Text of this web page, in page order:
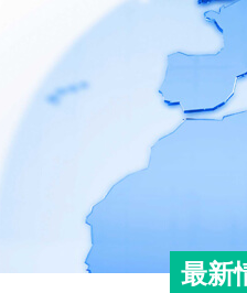
最新